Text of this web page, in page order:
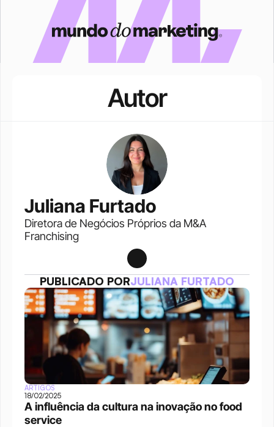
Autor
Juliana Furtado
Diretora de Negócios Próprios da M&A
Franchising
PUBLICADO PORJULIANA FURTADO
ARTIGOS
18/02/2025
A influência da cultura na inovação no food
service